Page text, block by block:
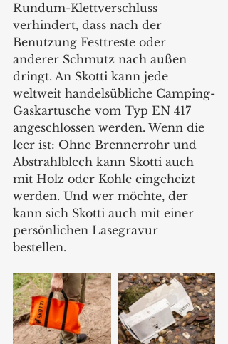
Rundum-Klettverschluss
verhindert, dass nach der
Benutzung Festtreste oder
anderer Schmutz nach außen
dringt. An Skotti kann jede
weltweit handelsübliche Camping-
Gaskartusche vom Typ EN 417
angeschlossen werden. Wenn die
leer ist: Ohne Brennerrohr und
Abstrahlblech kann Skotti auch
mit Holz oder Kohle eingeheizt
werden. Und wer möchte, der
kann sich Skotti auch mit einer
persönlichen Lasegravur
bestellen.